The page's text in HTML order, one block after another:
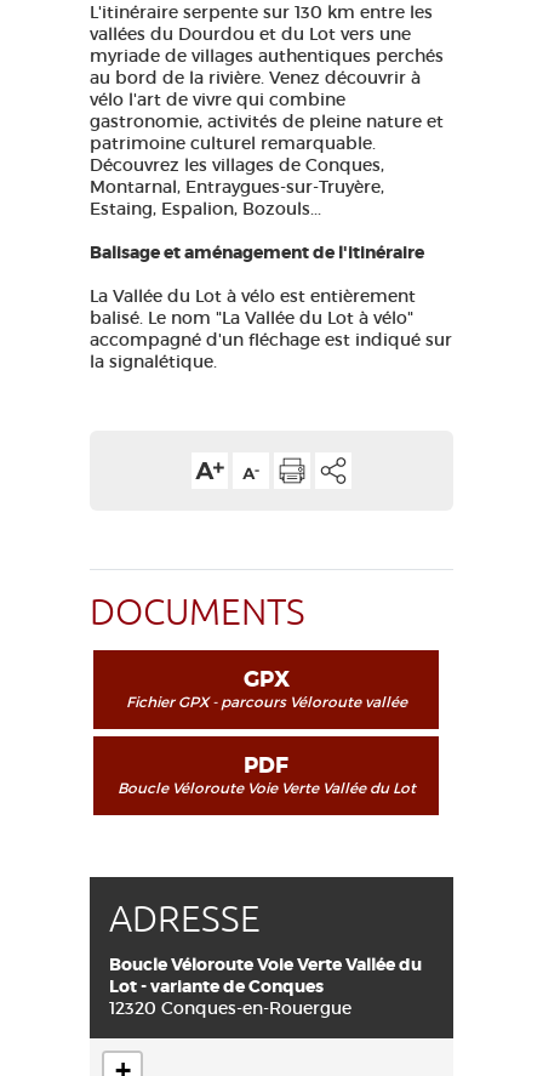
L'itinéraire serpente sur 130 km entre les
vallées du Dourdou et du Lot vers une
myriade de villages authentiques perchés
au bord de la rivière. Venez découvrir à
vélo l'art de vivre qui combine
gastronomie, activités de pleine nature et
patrimoine culturel remarquable.
Découvrez les villages de Conques,
Montarnal, Entraygues-sur-Truyère,
Estaing, Espalion, Bozouls...
Balisage et aménagement de l'itinéraire
La Vallée du Lot à vélo est entièrement
balisé. Le nom "La Vallée du Lot à vélo"
accompagné d'un fléchage est indiqué sur
la signalétique.
DOCUMENTS
GPX
Fichier GPX - parcours Véloroute vallée
PDF
Boucle Véloroute Voie Verte Vallée du Lot
ADRESSE
Boucle Véloroute Voie Verte Vallée du
Lot - variante de Conques
12320 Conques-en-Rouergue